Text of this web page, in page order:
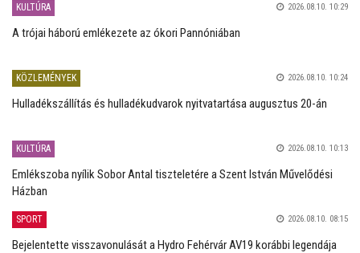
KULTÚRA 2026.08.10. 10:29
A trójai háború emlékezete az ókori Pannóniában
KÖZLEMÉNYEK 2026.08.10. 10:24
Hulladékszállítás és hulladékudvarok nyitvatartása augusztus 20-án
KULTÚRA 2026.08.10. 10:13
Emlékszoba nyílik Sobor Antal tiszteletére a Szent István Művelődési
Házban
SPORT 2026.08.10. 08:15
Bejelentette visszavonulását a Hydro Fehérvár AV19 korábbi legendája